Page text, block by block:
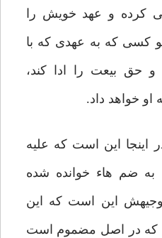
کرده و عهد خویش را
کسی که به عهدی که با
و حق بیعت را ادا کند،
خواهد داد.
اینجا این است که علیه
به ضم‌ هاء خوانده شده
توجیهش این است که این
که در اصل مضموم است